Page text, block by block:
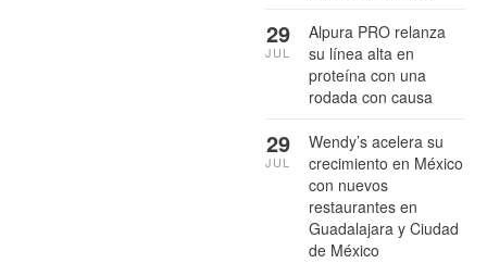
Alpura PRO relanza
su línea alta en
proteína con una
rodada con causa
29
JUL
Wendy’s acelera su
crecimiento en México
con nuevos
restaurantes en
Guadalajara y Ciudad
de México
29
JUL